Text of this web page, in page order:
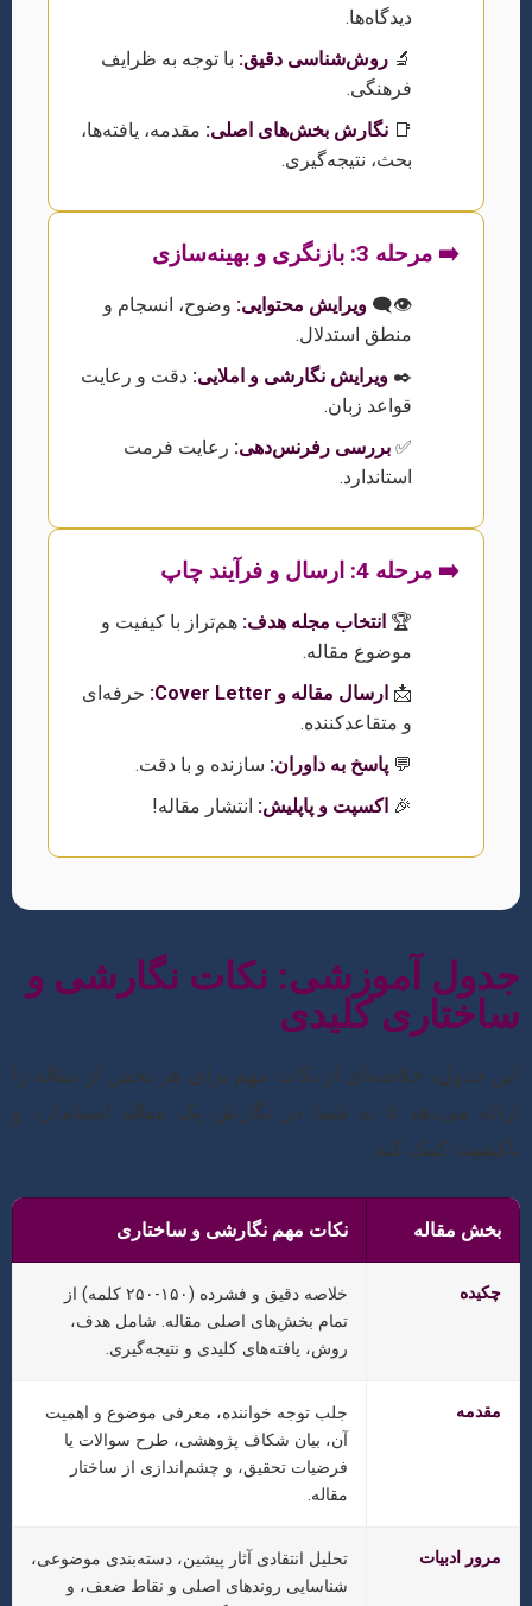
دیدگاه‌ها.
🔬 روش‌شناسی دقیق: با توجه به ظرایف
فرهنگی.
📑 نگارش بخش‌های اصلی: مقدمه، یافته‌ها،
بحث، نتیجه‌گیری.
➡️ مرحله 3: بازنگری و بهینه‌سازی
👁️‍🗨️ ویرایش محتوایی: وضوح، انسجام و
منطق استدلال.
✒️ ویرایش نگارشی و املایی: دقت و رعایت
قواعد زبان.
✅ بررسی رفرنس‌دهی: رعایت فرمت
استاندارد.
➡️ مرحله 4: ارسال و فرآیند چاپ
🏆 انتخاب مجله هدف: هم‌تراز با کیفیت و
موضوع مقاله.
📩 ارسال مقاله و Cover Letter:
حرفه‌ای
و متقاعدکننده.
💬 پاسخ به داوران: سازنده و با دقت.
🎉 اکسپت و پاپلیش: انتشار مقاله!
جدول آموزشی: نکات نگارشی و
ساختاری کلیدی
این جدول، خلاصه‌ای از نکات مهم برای هر بخش از مقاله را
ارائه می‌دهد تا به شما در نگارش یک مقاله استاندارد و
باکیفیت کمک کند.
بخش مقاله نکات مهم نگارشی و ساختاری
چکیده
خلاصه دقیق و فشرده (۱۵۰-۲۵۰ کلمه) از
تمام بخش‌های اصلی مقاله. شامل هدف،
روش، یافته‌های کلیدی و نتیجه‌گیری.
مقدمه
جلب توجه خواننده، معرفی موضوع و اهمیت
آن، بیان شکاف پژوهشی، طرح سوالات یا
فرضیات تحقیق، و چشم‌اندازی از ساختار
مقاله.
مرور ادبیات
تحلیل انتقادی آثار پیشین، دسته‌بندی موضوعی،
شناسایی روندهای اصلی و نقاط ضعف، و